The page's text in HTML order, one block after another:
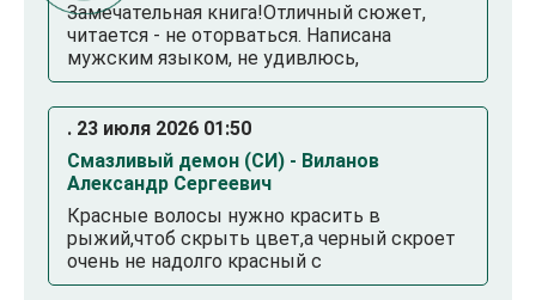
Замечательная книга!Отличный сюжет,
читается - не оторваться. Написана
мужским языком, не удивлюсь,
. 23 июля 2026 01:50
Смазливый демон (СИ) - Виланов
Александр Сергеевич
Красные волосы нужно красить в
рыжий,чтоб скрыть цвет,а черный скроет
очень не надолго красный с